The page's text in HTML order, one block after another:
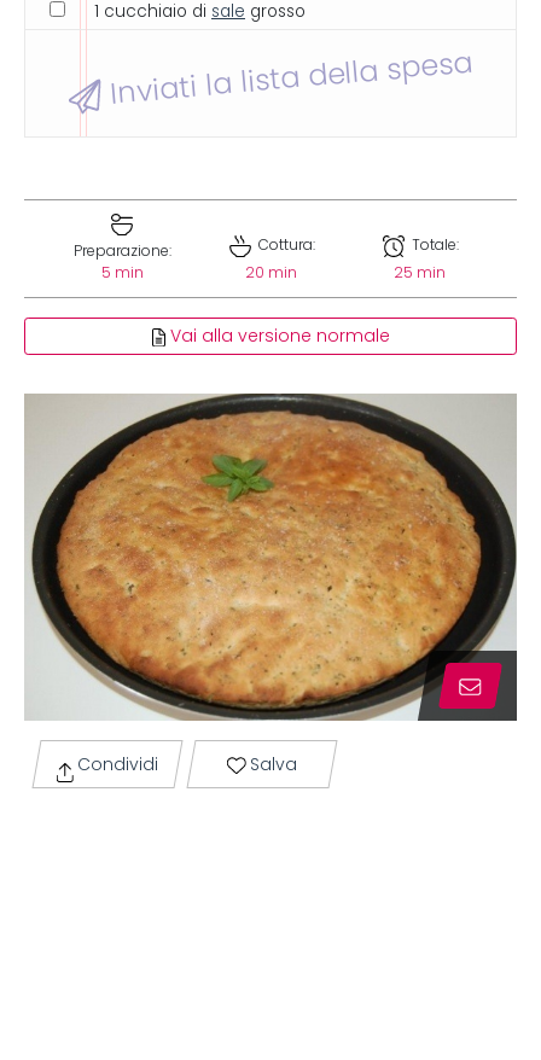
1 cucchiaio di sale grosso
Inviati la lista della spesa
Preparazione:
5 min
Cottura:
20 min
Totale:
25 min
Vai alla versione normale
Condividi Salva